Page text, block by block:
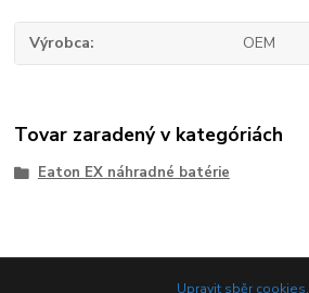
Výrobca OEM
Tovar zaradený v kategóriách
Eaton EX náhradné batérie
Upravit sběr cookies.